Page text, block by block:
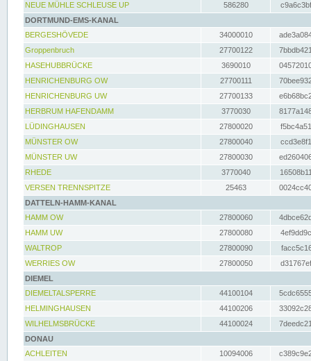
NEUE MÜHLE SCHLEUSE UP
586280
DORTMUND-EMS-KANAL
BERGESHÖVEDE
34000010
Groppenbruch
27700122
HASEHUBBRÜCKE
3690010
HENRICHENBURG OW
27700111
HENRICHENBURG UW
27700133
HERBRUM HAFENDAMM
3770030
LÜDINGHAUSEN
27800020
MÜNSTER OW
27800040
MÜNSTER UW
27800030
RHEDE
3770040
VERSEN TRENNSPITZE
25463
DATTELN-HAMM-KANAL
HAMM OW
27800060
HAMM UW
27800080
WALTROP
27800090
WERRIES OW
27800050
DIEMEL
DIEMELTALSPERRE
44100104
HELMINGHAUSEN
44100206
WILHELMSBRÜCKE
44100024
DONAU
ACHLEITEN
10094006